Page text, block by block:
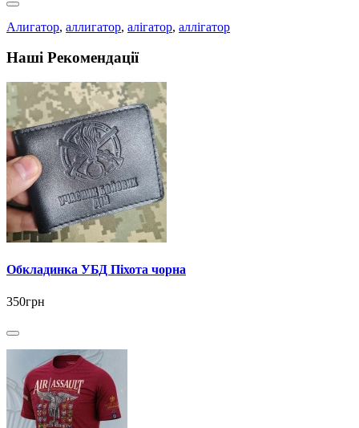
Алигатор, аллигатор, алігатор, аллігатор
Наші Рекомендації
Обкладинка УБД Піхота чорна
350грн